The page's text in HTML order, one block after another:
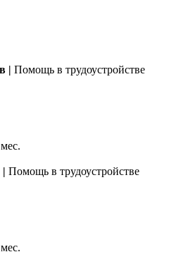
| Помощь в трудоустройстве
| Помощь в трудоустройстве